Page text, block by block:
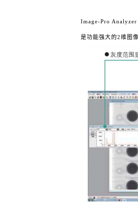
Image-Pro Analyzer
是功能强大的2维图